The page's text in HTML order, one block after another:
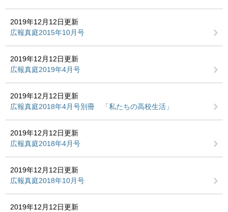
2019年12月12日更新
広報真庭2015年10月号
2019年12月12日更新
広報真庭2019年4月号
2019年12月12日更新
広報真庭2018年4月号別冊 「私たちの高校生活」
2019年12月12日更新
広報真庭2018年4月号
2019年12月12日更新
広報真庭2018年10月号
2019年12月12日更新